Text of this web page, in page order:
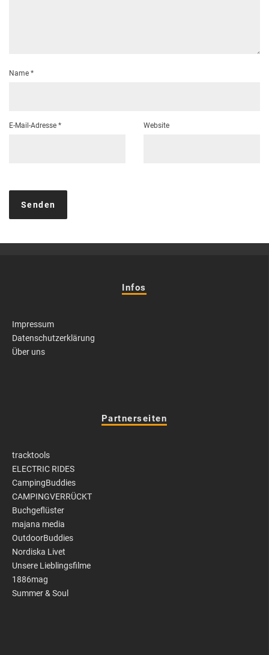
Name *
E-Mail-Adresse * Website
Infos
Impressum
Datenschutzerklärung
Über uns
Partnerseiten
tracktools
ELECTRIC RIDES
CampingBuddies
CAMPINGVERRÜCKT
Buchgeflüster
majana media
OutdoorBuddies
Nordiska Livet
Unsere Lieblingsfilme
1886mag
Summer & Soul